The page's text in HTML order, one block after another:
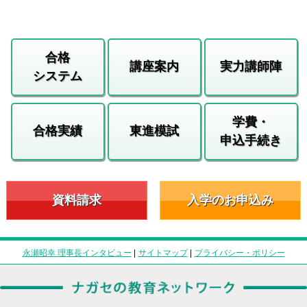
合格
システム
講座案内 実力講師陣
合格実績 東進模試
学費・
申込手続き
資料請求 入学のお申込み
永瀬昭幸 理事長インタビュー | サイトマップ| プライバシー・ポリシー